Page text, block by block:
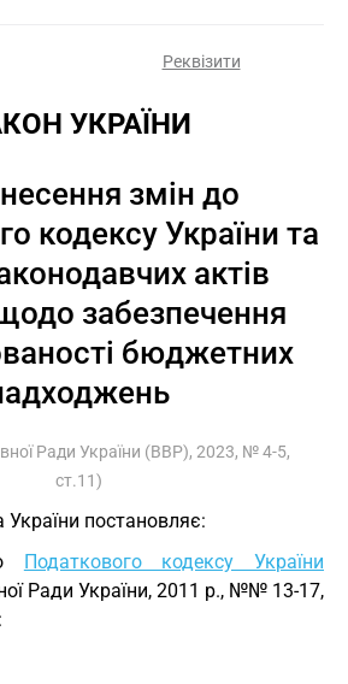
Реквізити
УКРАЇНИ
змін до
кодексу України та
актів
забезпечення
бюджетних
Ради України (ВВР), 2023, № 4-5,
ст.11)
постановляє:
Податкового кодексу України
Ради України, 2011 р., №№ 13-17,